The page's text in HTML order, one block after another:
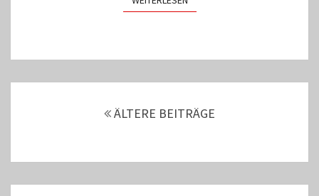
ÄLTERE BEITRÄGE